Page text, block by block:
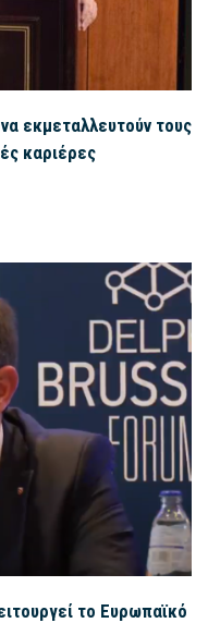
εκμεταλλευτούν τους
καριέρες
το Ευρωπαϊκό